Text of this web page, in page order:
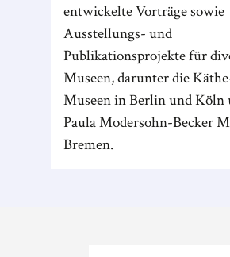
entwickelte Vorträge sowie
Ausstellungs- und
Publikationsprojekte für
Museen, darunter die
Museen in Berlin und Köln
Paula Modersohn-Becker
Bremen.